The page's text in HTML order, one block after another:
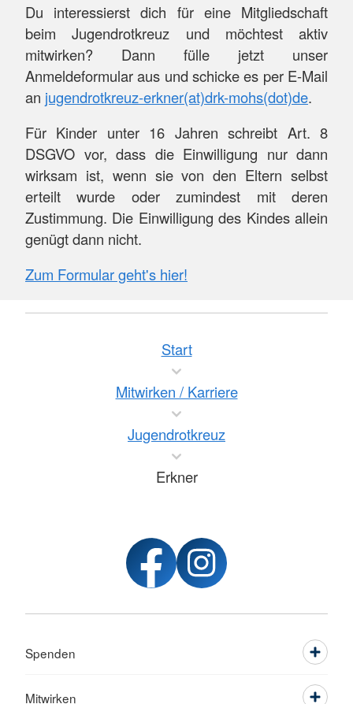
Du interessierst dich für eine Mitgliedschaft
beim Jugendrotkreuz und möchtest aktiv
mitwirken? Dann fülle jetzt unser
Anmeldeformular aus und schicke es per E-Mail
an jugendrotkreuz-erkner(at)drk-mohs(dot)de.
Für Kinder unter 16 Jahren schreibt Art. 8
DSGVO vor, dass die Einwilligung nur dann
wirksam ist, wenn sie von den Eltern selbst
erteilt wurde oder zumindest mit deren
Zustimmung. Die Einwilligung des Kindes allein
genügt dann nicht.
Zum Formular geht's hier!
Start
Mitwirken / Karriere
Jugendrotkreuz
Erkner
Spenden
Mitwirken